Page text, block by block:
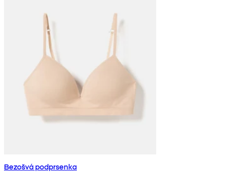
Bezošvá podprsenka